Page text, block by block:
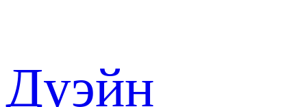
Дуэйн